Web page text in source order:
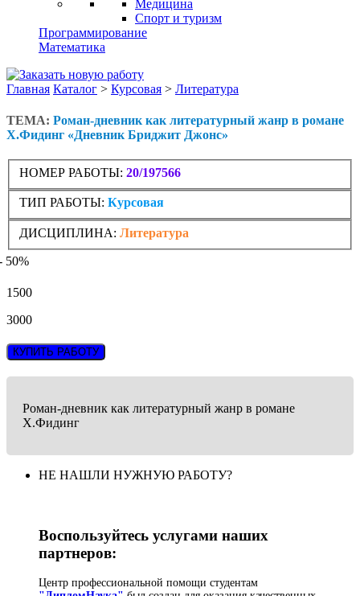
Медицина
Спорт и туризм
Программирование
Математика
Главная Каталог > Курсовая > Литература
ТЕМА: Роман-дневник как литературный жанр в романе
Х.Фидинг «Дневник Бриджит Джонс»
НОМЕР РАБОТЫ: 20/197566
ТИП РАБОТЫ: Курсовая
ДИСЦИПЛИНА: Литература
50%
1500
3000
КУПИТЬ РАБОТУ
Роман-дневник как литературный жанр в романе
Х.Фидинг
НЕ НАШЛИ НУЖНУЮ РАБОТУ?
Воспользуйтесь услугами наших
партнеров:
Центр профессиональной помощи студентам